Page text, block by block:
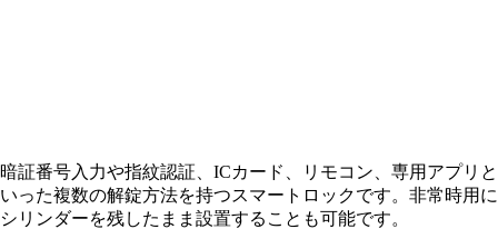
暗証番号入力や指紋認証、ICカード、リモコン、専用アプリと
いった複数の解錠方法を持つスマートロックです。非常時用に
シリンダーを残したまま設置することも可能です。